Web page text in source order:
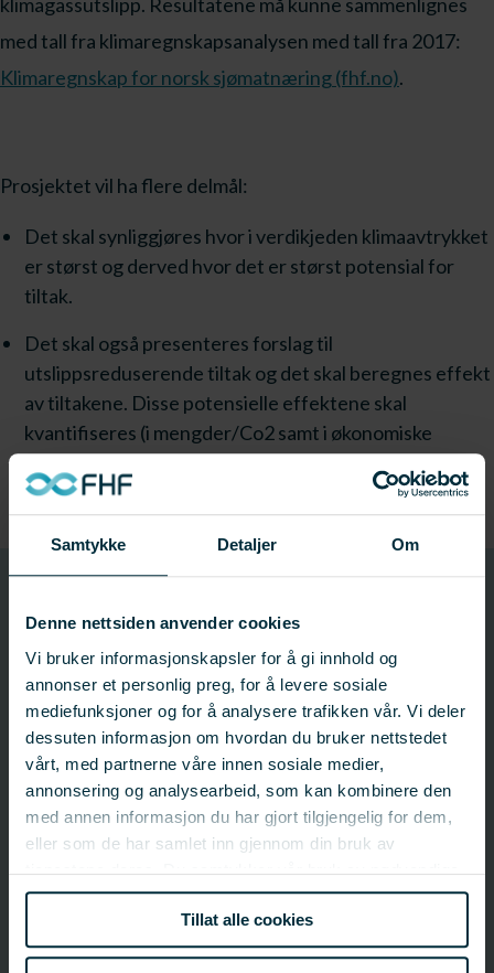
Samtykke Detaljer Om
Denne nettsiden anvender cookies
Vi bruker informasjonskapsler for å gi innhold og
annonser et personlig preg, for å levere sosiale
mediefunksjoner og for å analysere trafikken vår. Vi deler
dessuten informasjon om hvordan du bruker nettstedet
vårt, med partnerne våre innen sosiale medier,
annonsering og analysearbeid, som kan kombinere den
med annen informasjon du har gjort tilgjengelig for dem,
eller som de har samlet inn gjennom din bruk av
tjenestene deres. Du samtykker vår bruk av nødvendige
informasjonskapsler ved å bruke nettstedet vårt.
Tillat alle cookies
med tall fra klimaregnskapsanalysen med tall fra 2017:
Klimaregnskap for norsk sjømatnæring (fhf.no).
Prosjektet vil ha flere delmål:
Det skal synliggjøres hvor i verdikjeden klimaavtrykket
er størst og derved hvor det er størst potensial for
tiltak.
Det skal også presenteres forslag til
utslippsreduserende tiltak og det skal beregnes effekt
av tiltakene. Disse potensielle effektene skal
kvantifiseres (i mengder/Co2 samt i økonomiske
termer).
Søknadsfrist: 01. september 2021 12:00
Status:Avsluttet
Last ned hele utlysningen
Kontakt:
Berit Anna Hanssen